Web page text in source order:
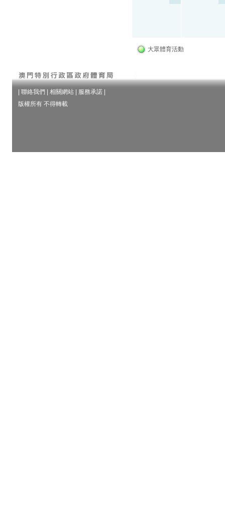
大眾體育活動
聯絡我們 相關網站 服務承諾
版權所有 不得轉載